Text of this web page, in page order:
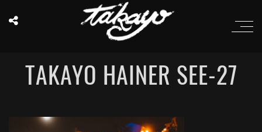
TAKAYO HAINER SEE-27